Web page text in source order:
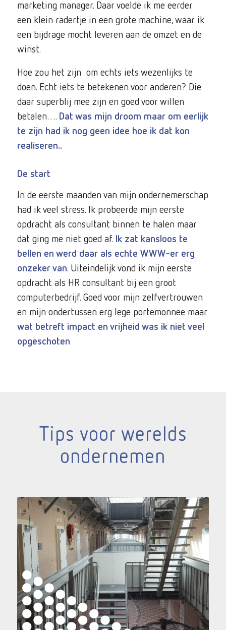
marketing manager. Daar voelde ik me eerder
een klein radertje in een grote machine, waar ik
een bijdrage mocht leveren aan de omzet en de
winst.
Hoe zou het zijn om echts iets wezenlijks te
doen. Echt iets te betekenen voor anderen? Die
daar superblij mee zijn en goed voor willen
betalen…. Dat was mijn droom maar om eerlijk
te zijn had ik nog geen idee hoe ik dat kon
realiseren..
De start
In de eerste maanden van mijn ondernemerschap
had ik veel stress. Ik probeerde mijn eerste
opdracht als consultant binnen te halen maar
dat ging me niet goed af. Ik zat kansloos te
bellen en werd daar als echte WWW-er erg
onzeker van. Uiteindelijk vond ik mijn eerste
opdracht als HR consultant bij een groot
computerbedrijf. Goed voor mijn zelfvertrouwen
en mijn ondertussen erg lege portemonnee maar
wat betreft impact en vrijheid was ik niet veel
opgeschoten
Tips voor werelds
ondernemen